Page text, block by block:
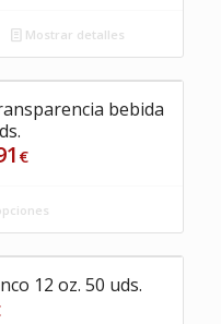
Mostrar detalles
bebida
€
12 oz. 50 uds.